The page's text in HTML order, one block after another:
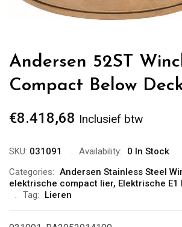
Andersen 52ST
Compact Below
€8.418,68 Inclusief btw
SKU: 031091 Availability:
0 In Stock
Categories: Andersen Stainless Steel
elektrische compact lier, Elektrische E1
Tag:
Lieren